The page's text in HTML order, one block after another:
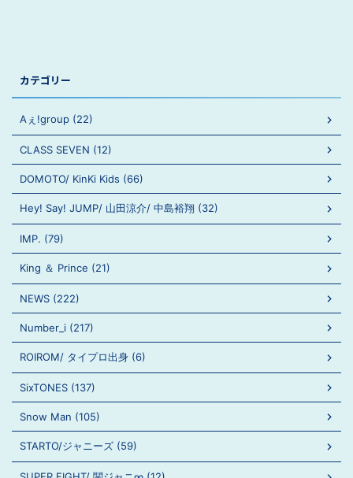
カテゴリー
Aぇ!group (22)
CLASS SEVEN (12)
DOMOTO/ KinKi Kids (66)
Hey! Say! JUMP/ 山田涼介/ 中島裕翔 (32)
IMP. (79)
King ＆ Prince (21)
NEWS (222)
Number_i (217)
ROIROM/ タイプロ出身 (6)
SixTONES (137)
Snow Man (105)
STARTO/ジャニーズ (59)